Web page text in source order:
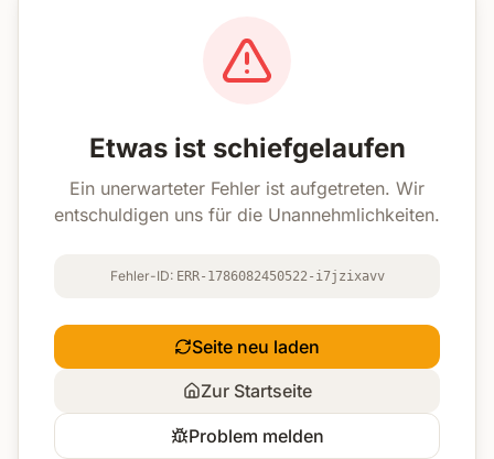
Etwas ist schiefgelaufen
Ein unerwarteter Fehler ist aufgetreten. Wir
entschuldigen uns für die Unannehmlichkeiten.
Fehler-ID: ERR-1786082450522-i7jzixavv
Seite neu laden
Zur Startseite
Problem melden